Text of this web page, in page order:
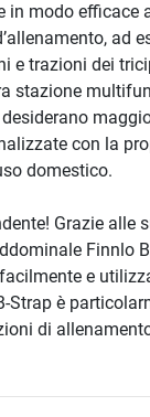
in modo efficace
ad
e trazioni dei
stazione
con la
domestico.
Grazie alle
Finnlo
e
Strap è
di